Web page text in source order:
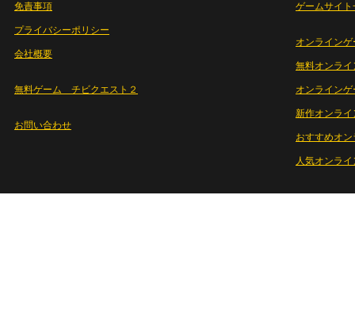
免責事項
プライバシーポリシー
会社概要
無料ゲーム チビクエスト２
お問い合わせ
ゲームサイト
オンラインゲ
無料オンライ
オンライン
新作オンライ
おすすめオ
人気オンラ